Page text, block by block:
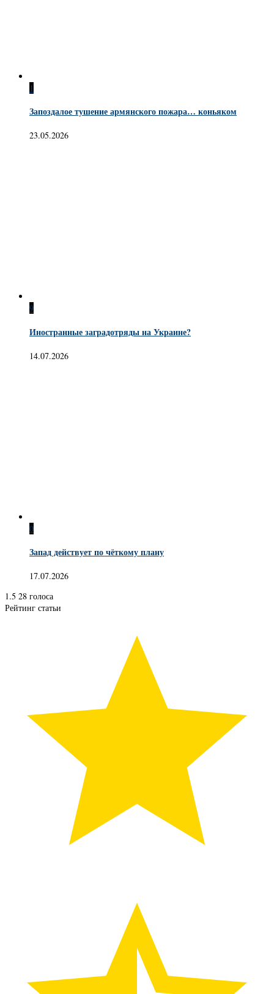
1
Запоздалое тушение армянского пожара… коньяком
23.05.2026
9
Иностранные заградотряды на Украине?
14.07.2026
0
Запад действует по чёткому плану
17.07.2026
1.5 28 голоса
Рейтинг статьи